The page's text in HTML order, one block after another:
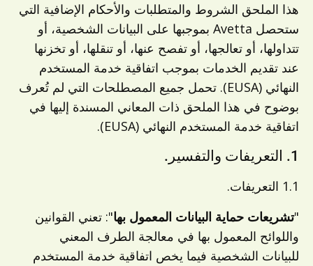
هذا الملحق الشروط والمتطلبات والأحكام الإضافية التي
ستحصل Avetta بموجبها على البيانات الشخصية، أو
تتداولها، أو تعالجها، أو تفصح عنها، أو تنقلها، أو تخزنها
عند تقديم الخدمات بموجب اتفاقية خدمة المستخدم
النهائي (EUSA). تحمل جميع المصطلحات التي لم تُعرف
بوضوح في هذا الملحق ذات المعاني المسندة إليها في
اتفاقية خدمة المستخدم النهائي (EUSA).
1. التعريفات والتفسير.
1.1 التعريفات.
"تشريعات حماية البيانات المعمول بها": تعني القوانين
واللوائح المعمول بها في معالجة الطرف المعني
للبيانات الشخصية فيما يخص اتفاقية خدمة المستخدم